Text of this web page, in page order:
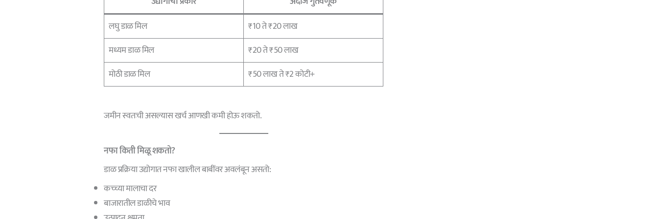
लघु डाळ मिल
₹10 ते ₹20 लाख
मध्यम डाळ मिल
₹20 ते ₹50 लाख
मोठी डाळ मिल
₹50 लाख ते ₹2 कोटी+
जमीन स्वतःची असल्यास खर्च आणखी कमी होऊ शकतो.
नफा किती मिळू शकतो?
डाळ प्रक्रिया उद्योगात नफा खालील बाबींवर अवलंबून असतो:
कच्च्या मालाचा दर
बाजारातील डाळीचे भाव